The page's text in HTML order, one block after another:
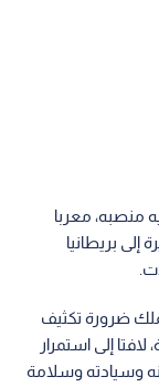
منصبه، معربا
إلى بريطانيا
ضرورة تكثيف
إلى استمرار
وسيادته وسلامة